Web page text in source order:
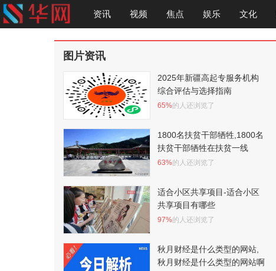
资讯 视频 焦点 娱乐 文化
图片资讯
2025年新疆高起专服务机构
综合评估与选择指南
65%的人还浏览了
1800名扶贫干部牺牲,1800名
扶贫干部牺牲在扶贫一线
63%的人还浏览了
适合小区共享项目-适合小区
共享项目有哪些
97%的人还浏览了
秋月财经是什么类型的网站,
秋月财经是什么类型的网站啊